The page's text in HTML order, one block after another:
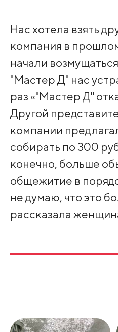
Нас хотела взять
компания в
начали
"Мастер Д" нас
раз «"Мастер Д"
Другой
компании
собирать по 300
конечно, больше
общежитие в
не думаю, что это
рассказала